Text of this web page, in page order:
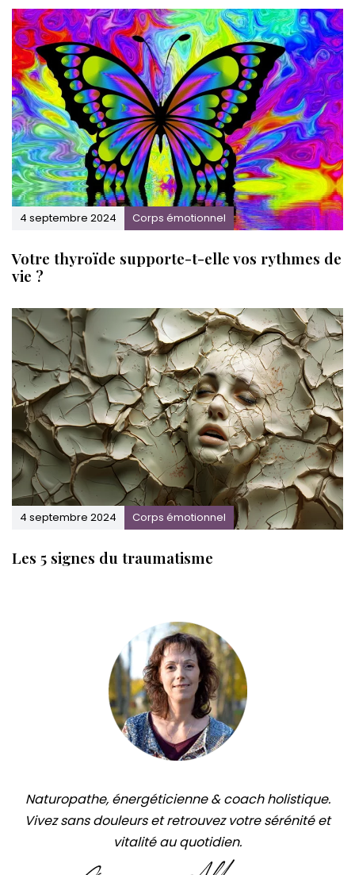
u
i
v
.
4 septembre 2024 Corps émotionnel
Votre thyroïde supporte-t-elle vos rythmes de
vie ?
4 septembre 2024 Corps émotionnel
Les 5 signes du traumatisme
Naturopathe, énergéticienne & coach holistique.
Vivez sans douleurs et retrouvez votre sérénité et
vitalité au quotidien.